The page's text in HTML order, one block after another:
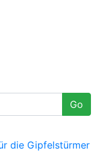
Go
die Gipfelstürmer